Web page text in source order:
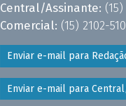
Central/Assinante:
Comercial: (15) 2102-
Enviar e-mail para
Enviar e-mail para